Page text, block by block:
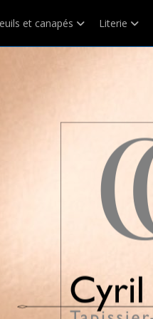
et canapés Literie